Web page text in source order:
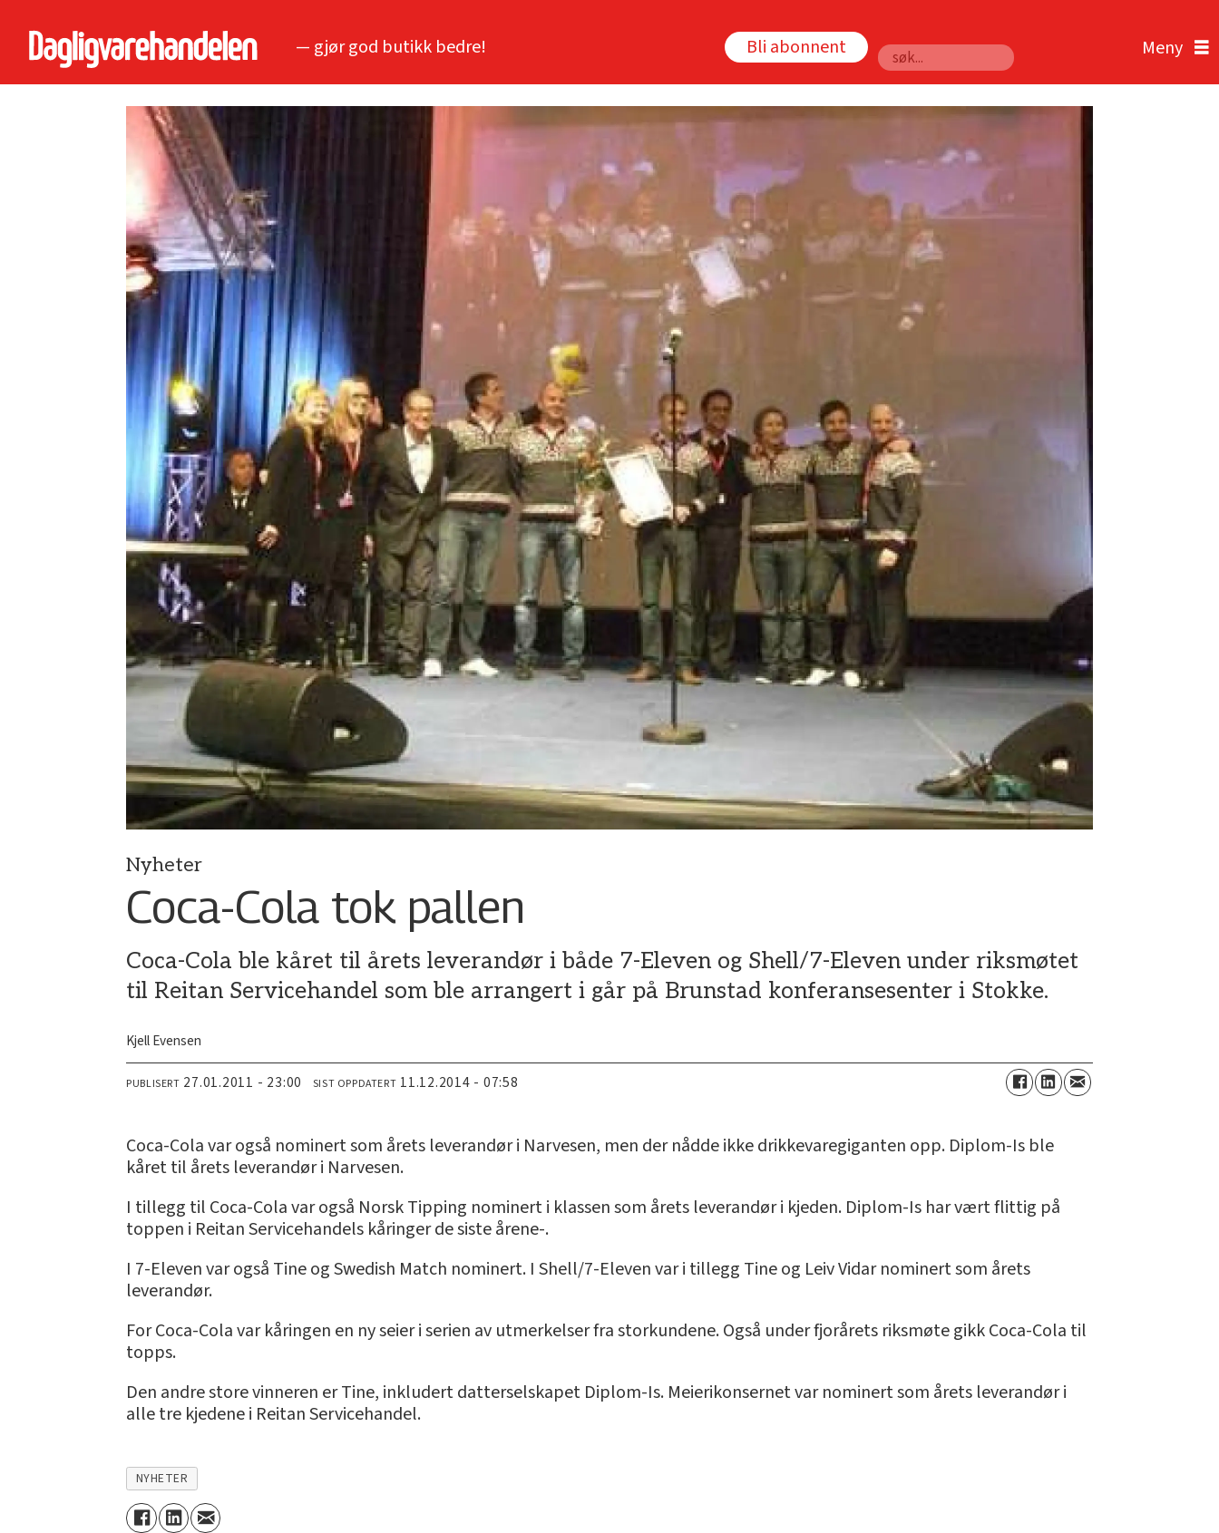
— gjør god butikk bedre! Bli abonnent
Søk
Nyheter
Coca-Cola tok pallen
Coca-Cola ble kåret til årets leverandør i både 7-Eleven og Shell/7-Eleven under riksmøtet
til Reitan Servicehandel som ble arrangert i går på Brunstad konferansesenter i Stokke.
Kjell Evensen
PUBLISERT 27.01.2011 - 23:00 SIST OPPDATERT 11.12.2014 - 07:58
Coca-Cola var også nominert som årets leverandør i Narvesen, men der nådde ikke drikkevaregiganten opp. Diplom-Is ble
kåret til årets leverandør i Narvesen.
I tillegg til Coca-Cola var også Norsk Tipping nominert i klassen som årets leverandør i kjeden. Diplom-Is har vært flittig på
toppen i Reitan Servicehandels kåringer de siste årene-.
I 7-Eleven var også Tine og Swedish Match nominert. I Shell/7-Eleven var i tillegg Tine og Leiv Vidar nominert som årets
leverandør.
For Coca-Cola var kåringen en ny seier i serien av utmerkelser fra storkundene. Også under fjorårets riksmøte gikk Coca-Cola til
topps.
Den andre store vinneren er Tine, inkludert datterselskapet Diplom-Is. Meierikonsernet var nominert som årets leverandør i
alle tre kjedene i Reitan Servicehandel.
NYHETER